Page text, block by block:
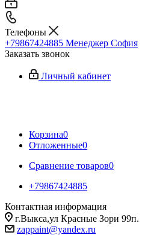
Телефоны
+79867424885 Менеджер София
Заказать звонок
Личный кабинет
Корзина0
Отложенные0
Сравнение товаров0
+79867424885
Контактная информация
г.Выкса,ул Красные Зори 99п.
zappaint@yandex.ru